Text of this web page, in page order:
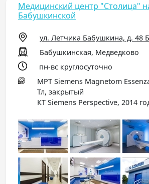
Медицинский центр "Столица"
Бабушкинской
ул. Летчика Бабушкина, д. 48 Б
Бабушкинская, Медведково
пн-вс круглосуточно
МРТ Siemens Magnetom
Тл, закрытый
КТ Siemens Perspective, 2014